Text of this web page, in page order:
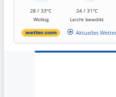
28 / 33°C
Wolkig
24 / 31°C
Leicht bewölkt
Aktuelles